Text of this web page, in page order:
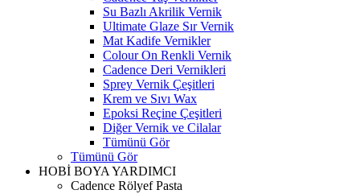
Su Bazlı Akrilik Vernik
Ultimate Glaze Sır Vernik
Mat Kadife Vernikler
Colour On Renkli Vernik
Cadence Deri Vernikleri
Sprey Vernik Çeşitleri
Krem ve Sıvı Wax
Epoksi Reçine Çeşitleri
Diğer Vernik ve Cilalar
Tümünü Gör
Tümünü Gör
HOBİ BOYA YARDIMCI
Cadence Rölyef Pasta